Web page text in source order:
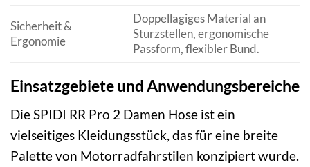
Sicherheit &
Ergonomie
Doppellagiges Material an
Sturzstellen, ergonomische
Passform, flexibler Bund.
Einsatzgebiete und Anwendungsbereiche
Die SPIDI RR Pro 2 Damen Hose ist ein
vielseitiges Kleidungsstück, das für eine breite
Palette von Motorradfahrstilen konzipiert wurde.